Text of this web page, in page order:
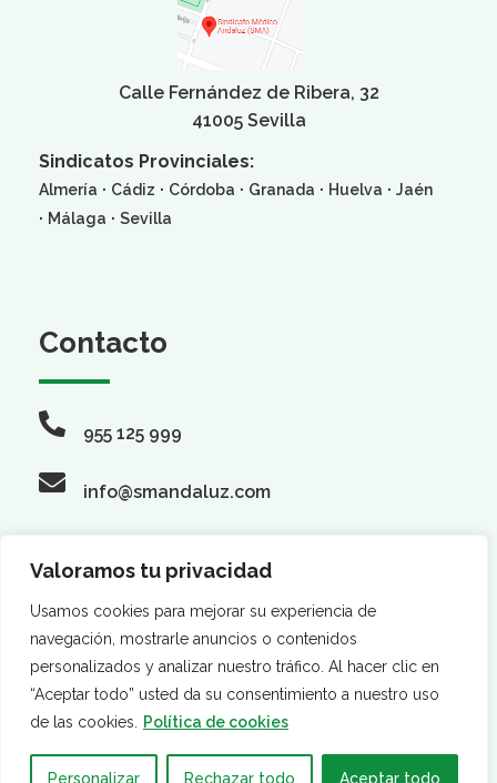
Valoramos tu privacidad
Usamos cookies para mejorar su experiencia de
navegación, mostrarle anuncios o contenidos
personalizados y analizar nuestro tráfico. Al hacer clic en
“Aceptar todo” usted da su consentimiento a nuestro uso
de las cookies.
Política de cookies
Personalizar Rechazar todo Aceptar todo
Calle Fernández de Ribera, 32
41005 Sevilla
Sindicatos Provinciales:
Almería · Cádiz · Córdoba · Granada · Huelva · Jaén
· Málaga · Sevilla
Contacto
955 125 999
info@smandaluz.com
Síguenos